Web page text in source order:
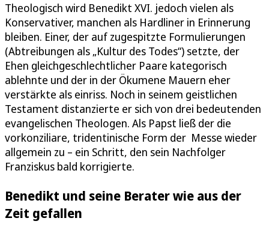
Theologisch wird Benedikt XVI. jedoch vielen als
Konservativer, manchen als Hardliner in Erinnerung
bleiben. Einer, der auf zugespitzte Formulierungen
(Abtreibungen als „Kultur des Todes“) setzte, der
Ehen gleichgeschlechtlicher Paare kategorisch
ablehnte und der in der Ökumene Mauern eher
verstärkte als einriss. Noch in seinem geistlichen
Testament distanzierte er sich von drei bedeutenden
evangelischen Theologen. Als Papst ließ der die
vorkonziliare, tridentinische Form der Messe wieder
allgemein zu – ein Schritt, den sein Nachfolger
Franziskus bald korrigierte.
Benedikt und seine Berater wie aus der
Zeit gefallen